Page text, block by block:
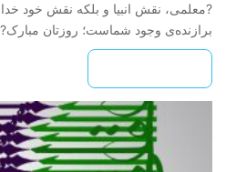
?معلمی، نقش انبیا و بلکه نقش خود
برازنده‌ی وجود شماست؛ روزتان مبارک?